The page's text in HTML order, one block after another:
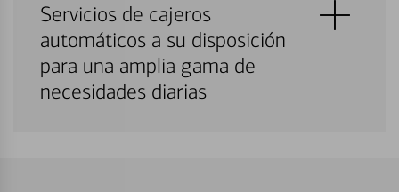
Servicios de cajeros
automáticos a su disposición
para una amplia gama de
necesidades diarias